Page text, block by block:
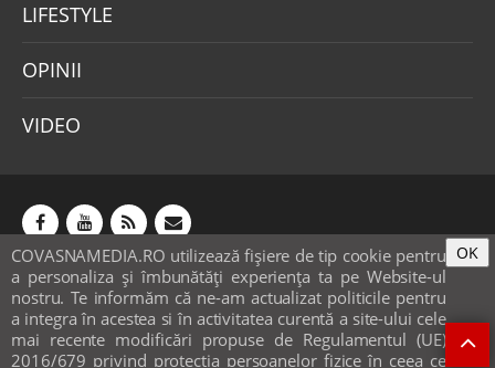
LIFESTYLE
OPINII
VIDEO
COVASNAMEDIA.RO utilizează fişiere de tip cookie pentru
a personaliza și îmbunătăți experiența ta pe Website-ul
nostru. Te informăm că ne-am actualizat politicile pentru
a integra în acestea si în activitatea curentă a site-ului cele
mai recente modificări propuse de Regulamentul (UE)
2016/679 privind protecția persoanelor fizice în ceea ce
OK
Abonamente Publicitate
Mica publicitate
Contact
Sondaje
POLITICA COOKIE-URI & GDPR
© covasnamedia.ro. Website bysofthost.